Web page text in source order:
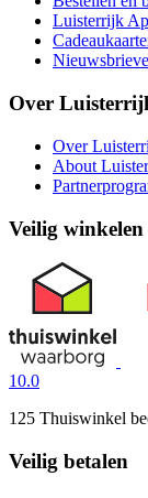
Luisterrijk
Over
Over
About
Veilig winkelen
10.0
125 Thuiswinkel
Veilig betalen